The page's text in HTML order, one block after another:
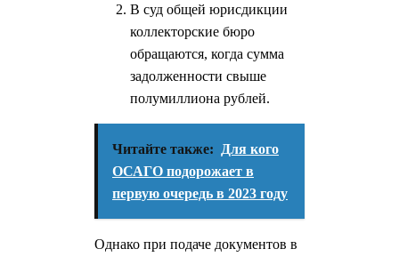
В суд общей юрисдикции
коллекторские бюро
обращаются, когда сумма
задолженности свыше
полумиллиона рублей.
Читайте также:
Для кого
ОСАГО подорожает в
первую очередь в 2023 году
Однако при подаче документов в